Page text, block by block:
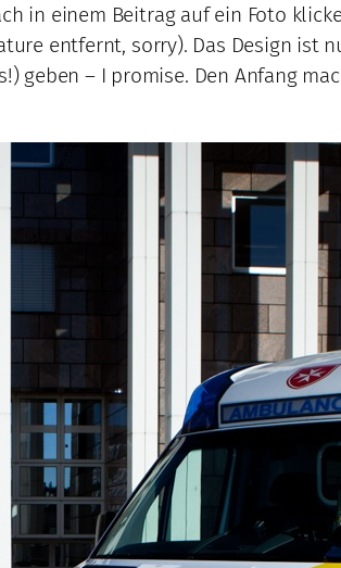
in einem Beitrag auf ein Foto
entfernt, sorry). Das Design ist
geben – I promise. Den Anfang